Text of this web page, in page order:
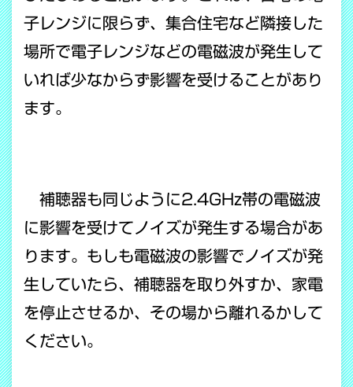
子レンジに限らず、集合住宅など隣接した
場所で電子レンジなどの電磁波が発生して
いれば少なからず影響を受けることがあり
ます。
補聴器も同じように2.4GHz帯の電磁波
に影響を受けてノイズが発生する場合があ
ります。もしも電磁波の影響でノイズが発
生していたら、補聴器を取り外すか、家電
を停止させるか、その場から離れるかして
ください。